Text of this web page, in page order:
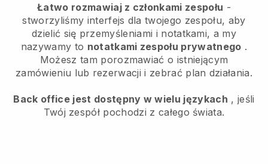
Łatwo rozmawiaj z członkami zespołu -
stworzyliśmy interfejs dla twojego zespołu, aby
dzielić się przemyśleniami i notatkami, a my
nazywamy to notatkami zespołu prywatnego .
Możesz tam porozmawiać o istniejącym
zamówieniu lub rezerwacji i zebrać plan działania.
Back office jest dostępny w wielu językach , jeśli
Twój zespół pochodzi z całego świata.